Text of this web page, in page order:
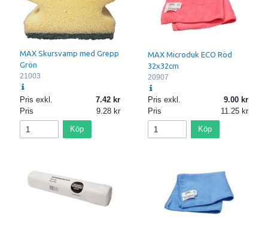
MAX Skursvamp med Grepp
Grön
21003
Pris exkl.
7.42
Pris
9.28
Köp
MAX Microduk ECO Röd
32x32cm
20907
Pris exkl.
9.00
Pris
11.25
Köp